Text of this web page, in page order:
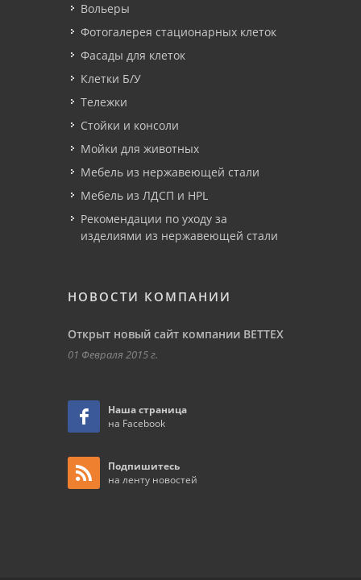
Вольеры
Фотогалерея стационарных клеток
Фасады для клеток
Клетки Б/У
Тележки
Стойки и консоли
Мойки для животных
Мебель из нержавеющей стали
Мебель из ЛДСП и HPL
Рекомендации по уходу за
изделиями из нержавеющей стали
НОВОСТИ КОМПАНИИ
Открыт новый сайт компании ВЕТТЕХ
01 Февраля 2015 г.
Наша страница
на Facebook
Подпишитесь
на ленту новостей